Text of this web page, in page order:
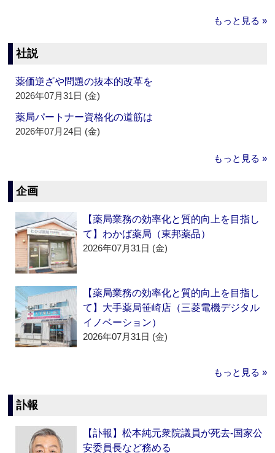
もっと見る »
社説
薬価逆ざや問題の抜本的改革を
2026年07月31日 (金)
薬局パートナー資格化の道筋は
2026年07月24日 (金)
もっと見る »
企画
【薬局業務の効率化と質的向上を目指し
て】わかば薬局（東邦薬品）
2026年07月31日 (金)
【薬局業務の効率化と質的向上を目指し
て】大手薬局笹崎店（三菱電機デジタル
イノベーション）
2026年07月31日 (金)
もっと見る »
訃報
【訃報】松本純元衆院議員が死去‐国家公
安委員長など務める